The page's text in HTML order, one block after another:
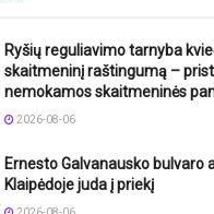
Ryšių reguliavimo tarnyba
skaitmeninį raštingumą –
nemokamos skaitmeninės
2026-08-06
Ernesto Galvanausko bulvaro
Klaipėdoje juda į priekį